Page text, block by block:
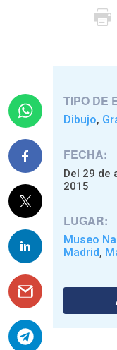
TIPO DE
Dibujo,
FECHA:
Del 29 de
2015
LUGAR:
Museo
Madrid,